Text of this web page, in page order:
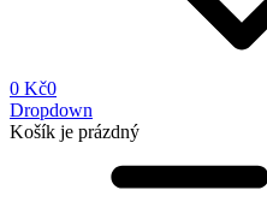
0 Kč0
Dropdown
Košík je prázdný